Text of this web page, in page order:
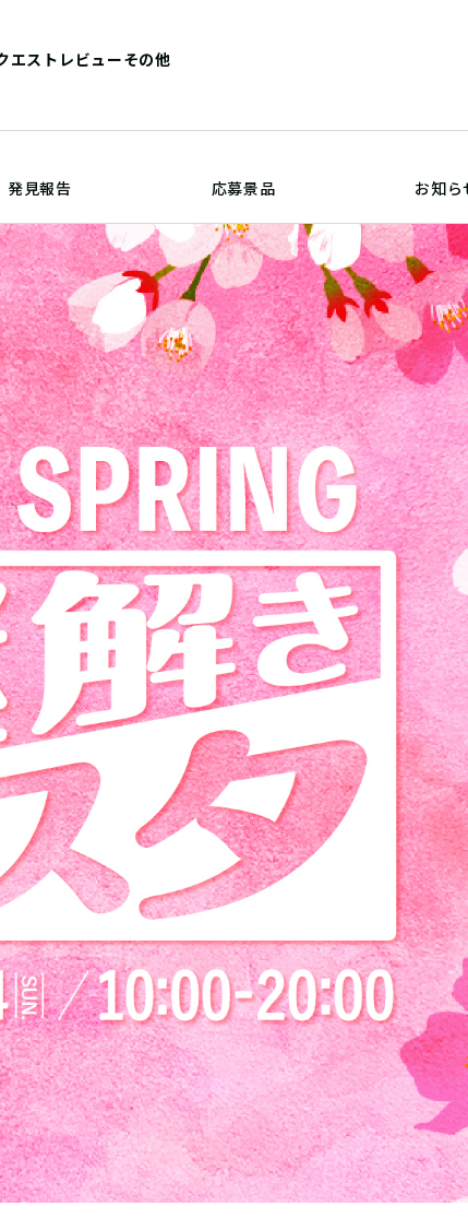
エストレビューその他
発見報告 応募景品 お知ら